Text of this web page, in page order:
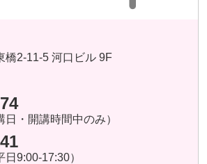
橋2-11-5 河口ビル 9F
日・開講時間中のみ）
日9:00-17:30）